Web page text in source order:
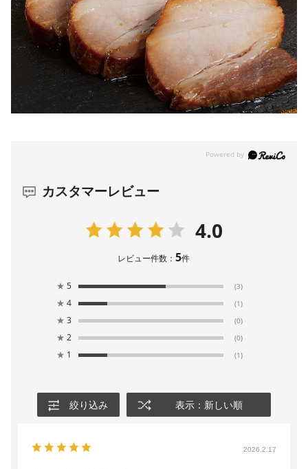
カスタマーレビュー
4.0
レビュー件数：5件
★ 5 (3)
★ 4 (1)
★ 3 (0)
★ 2 (0)
★ 1 (1)
絞り込み 表示：新しい順
2026.2.17